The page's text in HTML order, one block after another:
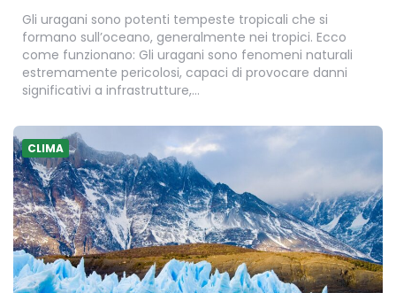
Gli uragani sono potenti tempeste tropicali che si
formano sull’oceano, generalmente nei tropici. Ecco
come funzionano: Gli uragani sono fenomeni naturali
estremamente pericolosi, capaci di provocare danni
significativi a infrastrutture,…
CLIMA